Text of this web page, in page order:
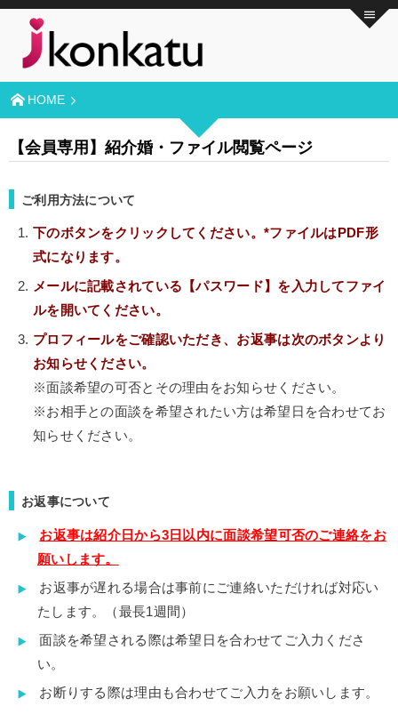
HOME
【会員専用】紹介婚・ファイル閲覧ページ
ご利用方法について
下のボタンをクリックしてください。*ファイルはPDF形
式になります。
メールに記載されている【パスワード】を入力してファイ
ルを開いてください。
プロフィールをご確認いただき、お返事は次のボタンより
お知らせください。
※面談希望の可否とその理由をお知らせください。
※お相手との面談を希望されたい方は希望日を合わせてお
知らせください。
お返事について
お返事は紹介日から3日以内に面談希望可否のご連絡をお
願いします。
お返事が遅れる場合は事前にご連絡いただければ対応い
たします。（最長1週間）
面談を希望される際は希望日を合わせてご入力くださ
い。
お断りする際は理由も合わせてご入力をお願いします。